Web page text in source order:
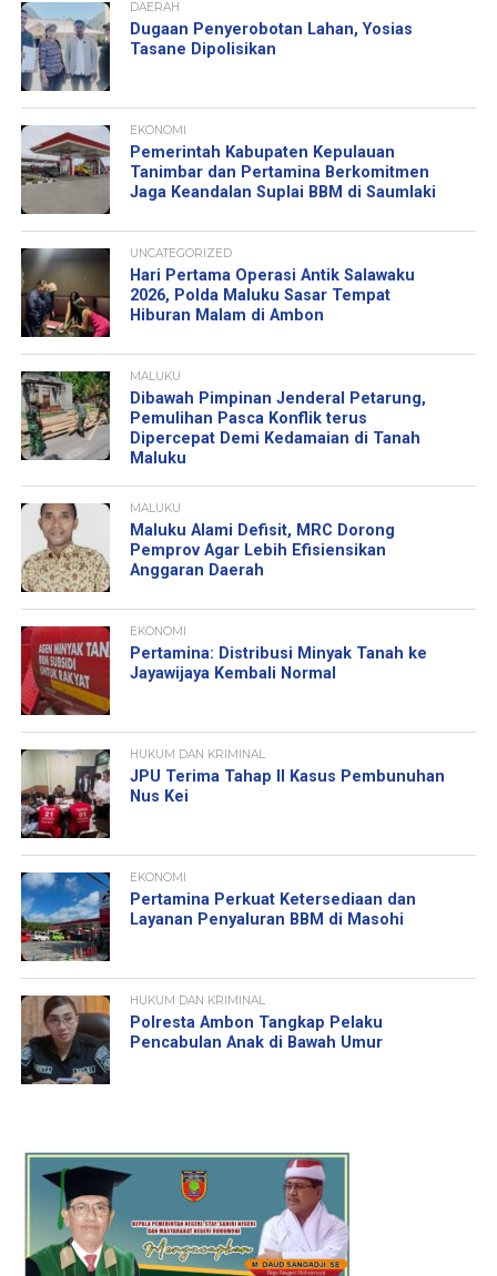
DAERAH
Dugaan Penyerobotan Lahan, Yosias
Tasane Dipolisikan
EKONOMI
Pemerintah Kabupaten Kepulauan
Tanimbar dan Pertamina Berkomitmen
Jaga Keandalan Suplai BBM di Saumlaki
UNCATEGORIZED
Hari Pertama Operasi Antik Salawaku
2026, Polda Maluku Sasar Tempat
Hiburan Malam di Ambon
MALUKU
Dibawah Pimpinan Jenderal Petarung,
Pemulihan Pasca Konflik terus
Dipercepat Demi Kedamaian di Tanah
Maluku
MALUKU
Maluku Alami Defisit, MRC Dorong
Pemprov Agar Lebih Efisiensikan
Anggaran Daerah
EKONOMI
Pertamina: Distribusi Minyak Tanah ke
Jayawijaya Kembali Normal
HUKUM DAN KRIMINAL
JPU Terima Tahap II Kasus Pembunuhan
Nus Kei
EKONOMI
Pertamina Perkuat Ketersediaan dan
Layanan Penyaluran BBM di Masohi
HUKUM DAN KRIMINAL
Polresta Ambon Tangkap Pelaku
Pencabulan Anak di Bawah Umur